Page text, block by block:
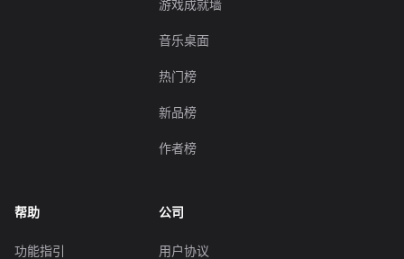
游戏成就墙
音乐桌面
热门榜
新品榜
作者榜
帮助
功能指引
公司
用户协议